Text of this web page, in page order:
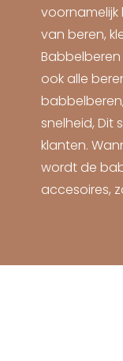
van beren,
Babbelberen
ook alle
snelheid, Dit
klanten.
wordt de
accesoires,